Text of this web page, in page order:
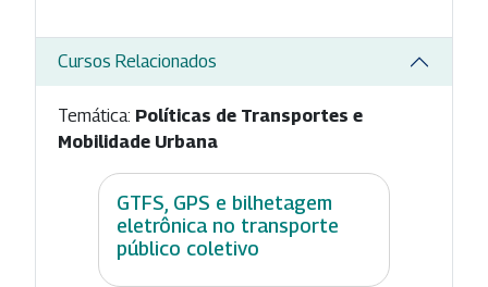
Cursos Relacionados
Temática: Políticas de Transportes e
Mobilidade Urbana
GTFS, GPS e bilhetagem
eletrônica no transporte
público coletivo